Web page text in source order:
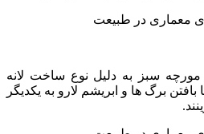
سبز به دلیل نوع ساخت لانه
برگ ها و ابریشم لارو به یکدیگر